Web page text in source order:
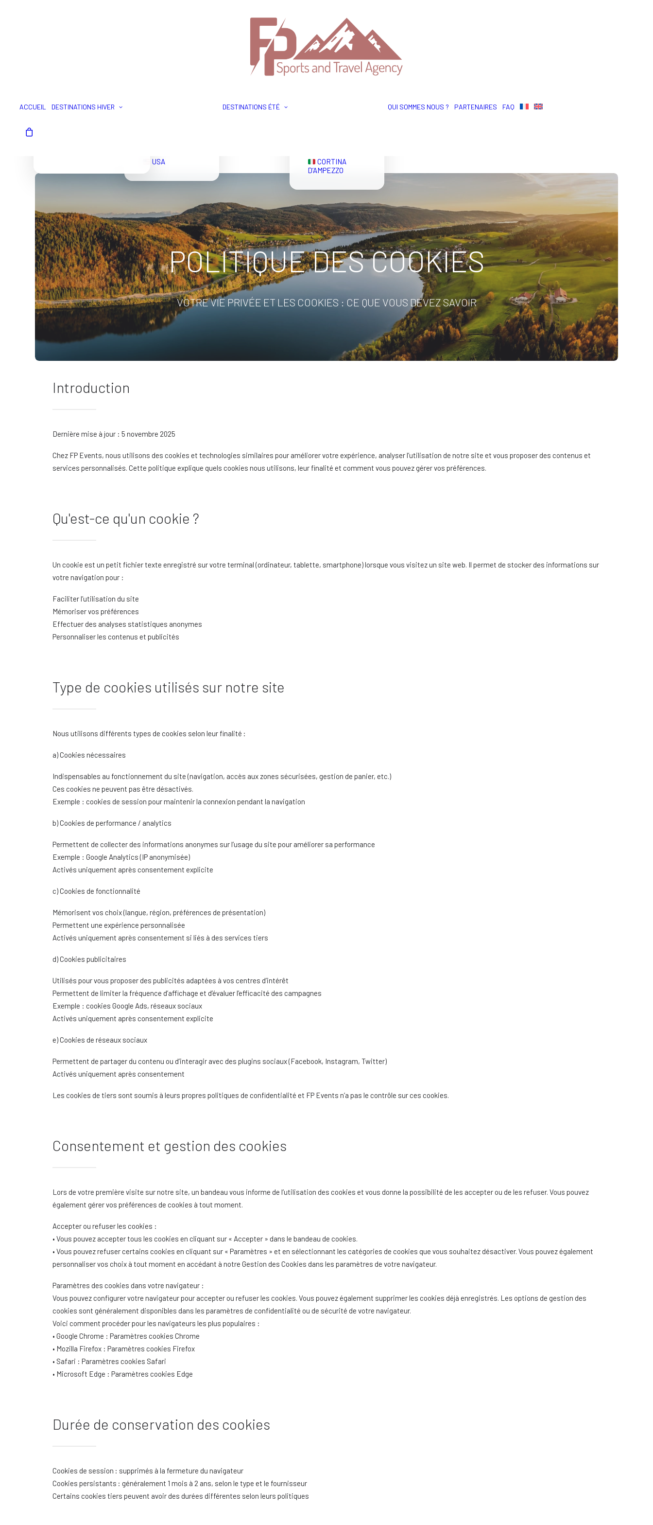
ACCUEIL DESTINATIONS HIVER
USA
DESTINATIONS ÉTÉ
CORTINA
D’AMPEZZO
QUI SOMMES NOUS ? PARTENAIRES FAQ
POLITIQUE DES COOKIES
VOTRE VIE PRIVÉE ET LES COOKIES : CE QUE VOUS DEVEZ SAVOIR
Introduction
Dernière mise à jour : 5 novembre 2025
Chez FP Events, nous utilisons des cookies et technologies similaires pour améliorer votre expérience, analyser l’utilisation de notre site et vous proposer des contenus et
services personnalisés. Cette politique explique quels cookies nous utilisons, leur finalité et comment vous pouvez gérer vos préférences.
Qu'est-ce qu'un cookie ?
Un cookie est un petit fichier texte enregistré sur votre terminal (ordinateur, tablette, smartphone) lorsque vous visitez un site web. Il permet de stocker des informations sur
votre navigation pour :
Faciliter l’utilisation du site
Mémoriser vos préférences
Effectuer des analyses statistiques anonymes
Personnaliser les contenus et publicités
Type de cookies utilisés sur notre site
Nous utilisons différents types de cookies selon leur finalité :
a) Cookies nécessaires
Indispensables au fonctionnement du site (navigation, accès aux zones sécurisées, gestion de panier, etc.)
Ces cookies ne peuvent pas être désactivés.
Exemple : cookies de session pour maintenir la connexion pendant la navigation
b) Cookies de performance / analytics
Permettent de collecter des informations anonymes sur l’usage du site pour améliorer sa performance
Exemple : Google Analytics (IP anonymisée)
Activés uniquement après consentement explicite
c) Cookies de fonctionnalité
Mémorisent vos choix (langue, région, préférences de présentation)
Permettent une expérience personnalisée
Activés uniquement après consentement si liés à des services tiers
d) Cookies publicitaires
Utilisés pour vous proposer des publicités adaptées à vos centres d’intérêt
Permettent de limiter la fréquence d’affichage et d’évaluer l’efficacité des campagnes
Exemple : cookies Google Ads, réseaux sociaux
Activés uniquement après consentement explicite
e) Cookies de réseaux sociaux
Permettent de partager du contenu ou d’interagir avec des plugins sociaux (Facebook, Instagram, Twitter)
Activés uniquement après consentement
Les cookies de tiers sont soumis à leurs propres politiques de confidentialité et FP Events n’a pas le contrôle sur ces cookies.
Consentement et gestion des cookies
Lors de votre première visite sur notre site, un bandeau vous informe de l’utilisation des cookies et vous donne la possibilité de les accepter ou de les refuser. Vous pouvez
également gérer vos préférences de cookies à tout moment.
Accepter ou refuser les cookies :
• Vous pouvez accepter tous les cookies en cliquant sur « Accepter » dans le bandeau de cookies.
• Vous pouvez refuser certains cookies en cliquant sur « Paramètres » et en sélectionnant les catégories de cookies que vous souhaitez désactiver. Vous pouvez également
personnaliser vos choix à tout moment en accédant à notre Gestion des Cookies dans les paramètres de votre navigateur.
Paramètres des cookies dans votre navigateur :
Vous pouvez configurer votre navigateur pour accepter ou refuser les cookies. Vous pouvez également supprimer les cookies déjà enregistrés. Les options de gestion des
cookies sont généralement disponibles dans les paramètres de confidentialité ou de sécurité de votre navigateur.
Voici comment procéder pour les navigateurs les plus populaires :
• Google Chrome : Paramètres cookies Chrome
• Mozilla Firefox : Paramètres cookies Firefox
• Safari : Paramètres cookies Safari
• Microsoft Edge : Paramètres cookies Edge
Durée de conservation des cookies
Cookies de session : supprimés à la fermeture du navigateur
Cookies persistants : généralement 1 mois à 2 ans, selon le type et le fournisseur
Certains cookies tiers peuvent avoir des durées différentes selon leurs politiques